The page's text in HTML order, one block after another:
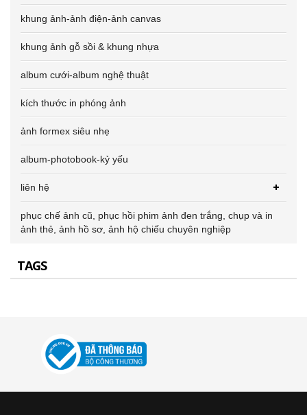
khung ảnh-ảnh điện-ảnh canvas
khung ảnh gỗ sồi & khung nhựa
album cưới-album nghệ thuật
kích thước in phóng ảnh
ảnh formex siêu nhẹ
album-photobook-kỷ yếu
liên hệ
phục chế ảnh cũ, phục hồi phim ảnh đen trắng, chụp và in
ảnh thẻ, ảnh hồ sơ, ảnh hộ chiếu chuyên nghiệp
TAGS